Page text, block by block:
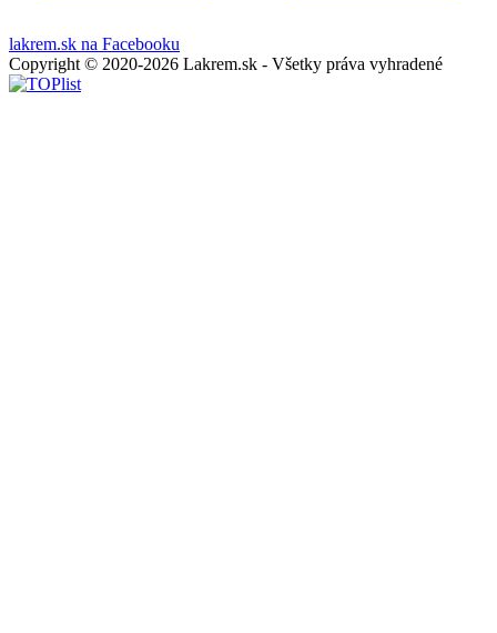
lakrem.sk na Facebooku
Copyright © 2020-2026 Lakrem.sk - Všetky práva vyhradené